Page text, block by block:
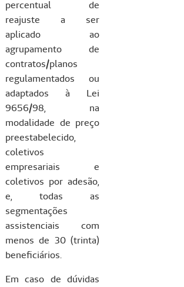
percentual de
reajuste a ser
aplicado ao
agrupamento de
contratos/planos
regulamentados ou
adaptados à Lei
9656/98, na
modalidade de preço
preestabelecido,
coletivos
empresariais e
coletivos por adesão,
e, todas as
segmentações
assistenciais com
menos de 30 (trinta)
beneficiários.
Em caso de dúvidas